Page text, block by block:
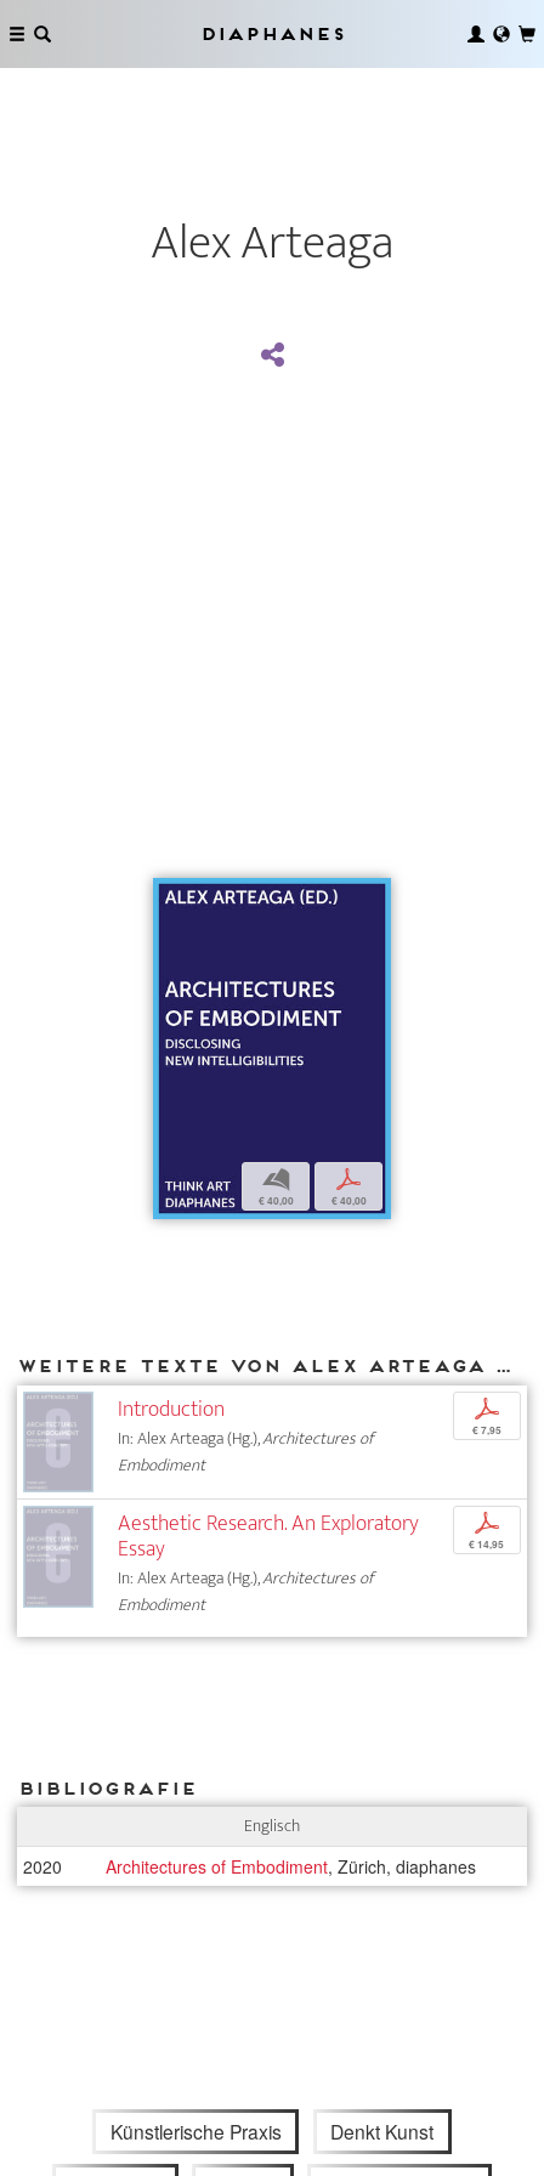
Diaphanes
Alex Arteaga
b
€ 40,00
p
€ 40,00
Weitere Texte von Alex Arteaga bei DIAPHANES
Introduction
In: Alex Arteaga (Hg.),Architectures of
Embodiment
p
€ 7,95
Aesthetic Research. An Exploratory
Essay
In: Alex Arteaga (Hg.),Architectures of
Embodiment
p
€ 14,95
Bibliografie
Englisch
2020 Architectures of Embodiment, Zürich, diaphanes
Künstlerische Praxis Denkt Kunst